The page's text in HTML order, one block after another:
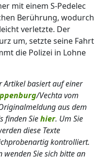
mit einem S-Pedelec
Berührung, wodurch
verletzte. Der
um, setzte seine Fahrt
die Polizei in Lohne
Artikel basiert auf einer
/Vechta vom
aus dem
finden Siehier. Um Sie
diese Texte
kontrolliert.
wenden Sie sich bitte an